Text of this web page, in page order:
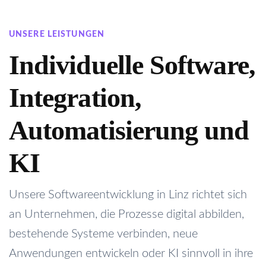
UNSERE LEISTUNGEN
Individuelle Software,
Integration,
Automatisierung und
KI
Unsere Softwareentwicklung in Linz richtet sich
an Unternehmen, die Prozesse digital abbilden,
bestehende Systeme verbinden, neue
Anwendungen entwickeln oder KI sinnvoll in ihre